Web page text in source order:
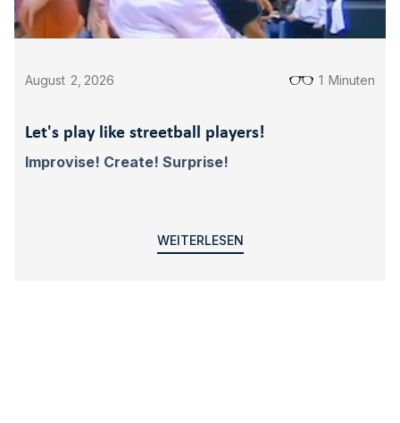
August 2 2026 1 Minuten
Let's play like streetball players!
Improvise! Create! Surprise!
WEITERLESEN